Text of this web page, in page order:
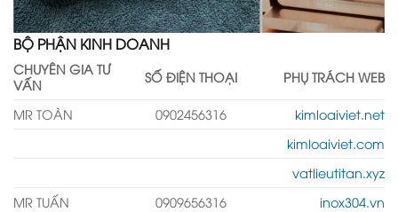
BỘ PHẬN KINH DOANH
CHUYÊN GIA TƯ
VẤN
SỐ ĐIỆN THOẠI PHỤ TRÁCH WEB
MR TOÀN 0902456316
kimloaiviet.net
kimloaiviet.com
vatlieutitan.xyz
MR TUẤN
0909656316
inox304.vn